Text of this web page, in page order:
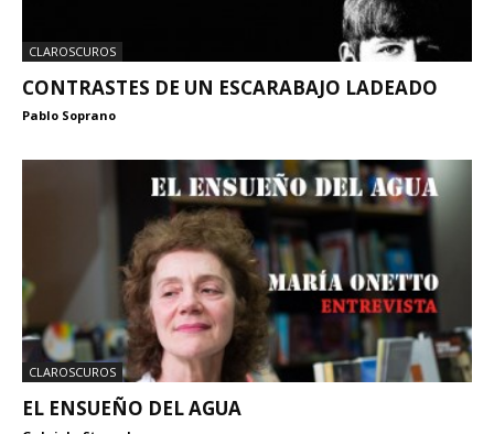
CLAROSCUROS
CONTRASTES DE UN ESCARABAJO LADEADO
Pablo Soprano
CLAROSCUROS
EL ENSUEÑO DEL AGUA